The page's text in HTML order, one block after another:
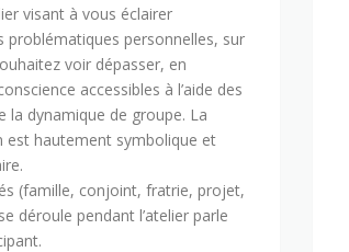
visant à vous éclairer
problématiques personnelles, sur
voir dépasser, en
accessibles à l’aide des
la dynamique de groupe. La
est hautement symbolique et
(famille, conjoint, fratrie, projet,
déroule pendant l’atelier parle